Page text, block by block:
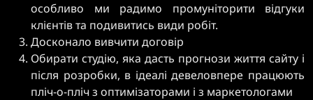
особливо ми радимо промуніторити відгуки
клієнтів та подивитись види робіт.
Досконало вивчити договір
Обирати студію, яка дасть прогнози життя сайту і
після розробки, в ідеалі девеловпере працюють
пліч-о-пліч з оптимізаторами і з маркетологами